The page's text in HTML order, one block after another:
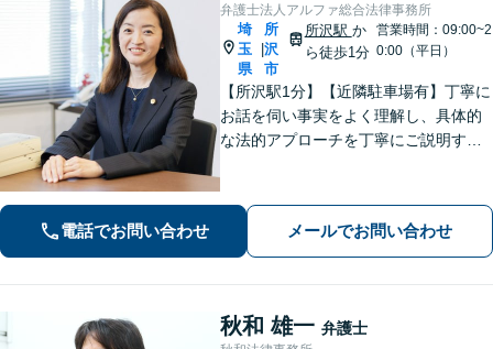
弁護士法人アルファ総合法律事務所
埼
玉
県
所
沢
市
所沢駅 か
ら徒歩1分
営業時間：09:00~2
0:00（平日）
【所沢駅1分】【近隣駐車場有】丁寧に
お話を伺い事実をよく理解し、具体的
な法的アプローチを丁寧にご説明する
手伝いをいたします。どうぞお気軽に
ご相談ください。
電話でお問い合わせ メールでお問い合わせ
秋和 雄一 弁護士